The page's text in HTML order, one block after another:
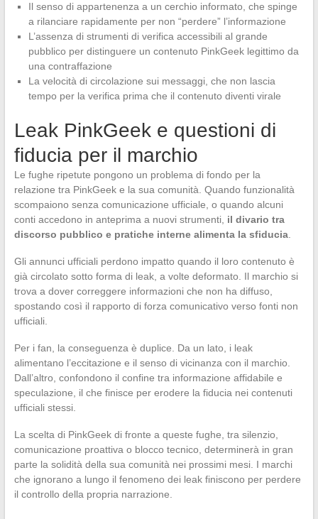
Il senso di appartenenza a un cerchio informato, che spinge
a rilanciare rapidamente per non “perdere” l’informazione
L’assenza di strumenti di verifica accessibili al grande
pubblico per distinguere un contenuto PinkGeek legittimo da
una contraffazione
La velocità di circolazione sui messaggi, che non lascia
tempo per la verifica prima che il contenuto diventi virale
Leak PinkGeek e questioni di
fiducia per il marchio
Le fughe ripetute pongono un problema di fondo per la
relazione tra PinkGeek e la sua comunità. Quando funzionalità
scompaiono senza comunicazione ufficiale, o quando alcuni
conti accedono in anteprima a nuovi strumenti, il divario tra
discorso pubblico e pratiche interne alimenta la sfiducia.
Gli annunci ufficiali perdono impatto quando il loro contenuto è
già circolato sotto forma di leak, a volte deformato. Il marchio si
trova a dover correggere informazioni che non ha diffuso,
spostando così il rapporto di forza comunicativo verso fonti non
ufficiali.
Per i fan, la conseguenza è duplice. Da un lato, i leak
alimentano l’eccitazione e il senso di vicinanza con il marchio.
Dall’altro, confondono il confine tra informazione affidabile e
speculazione, il che finisce per erodere la fiducia nei contenuti
ufficiali stessi.
La scelta di PinkGeek di fronte a queste fughe, tra silenzio,
comunicazione proattiva o blocco tecnico, determinerà in gran
parte la solidità della sua comunità nei prossimi mesi. I marchi
che ignorano a lungo il fenomeno dei leak finiscono per perdere
il controllo della propria narrazione.